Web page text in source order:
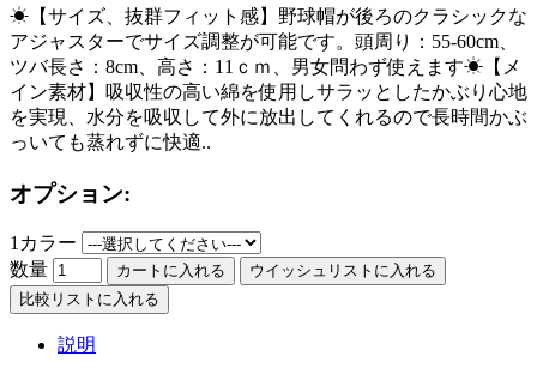
☀【サイズ、抜群フィット感】野球帽が後ろのクラシックな
アジャスターでサイズ調整が可能です。頭周り：55-60cm、
ツバ長さ：8cm、高さ：11ｃｍ、男女問わず使えます☀【メ
イン素材】吸収性の高い綿を使用しサラッとしたかぶり心地
を実現、水分を吸収して外に放出してくれるので長時間かぶ
っいても蒸れずに快適..
オプション:
1カラー
数量
カートに入れる
ウイッシュリストに入れる
比較リストに入れる
説明